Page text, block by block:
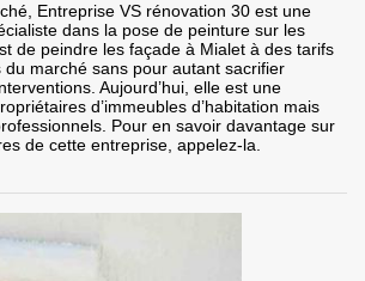
Entreprise VS rénovation 30 est une
dans la pose de peinture sur les
de peindre les façade à Mialet à des tarifs
du marché sans pour autant sacrifier
Aujourd’hui, elle est une
d’immeubles d’habitation mais
Pour en savoir davantage sur
de cette entreprise, appelez-la.